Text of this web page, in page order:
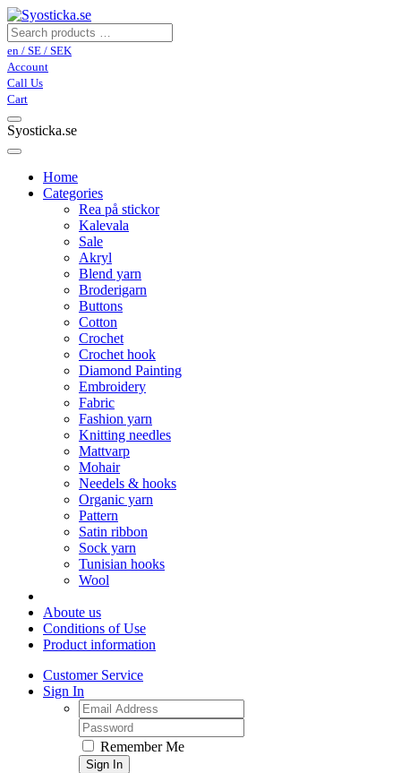
en / SE / SEK
Account
Call Us
Cart
Syosticka.se
Home
Categories
Rea på stickor
Kalevala
Sale
Akryl
Blend yarn
Broderigarn
Buttons
Cotton
Crochet
Crochet hook
Diamond Painting
Embroidery
Fabric
Fashion yarn
Knitting needles
Mattvarp
Mohair
Needels & hooks
Organic yarn
Pattern
Satin ribbon
Sock yarn
Tunisian hooks
Wool
Aboute us
Conditions of Use
Product information
Customer Service
Sign In
Remember Me
Sign In